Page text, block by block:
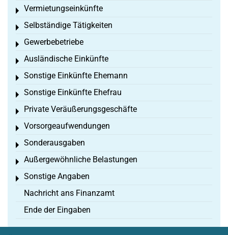
Vermietungseinkünfte
Toggle menu
Selbständige Tätigkeiten
Toggle menu
Gewerbebetriebe
Toggle menu
Ausländische Einkünfte
Toggle menu
Sonstige Einkünfte Ehemann
Toggle menu
Sonstige Einkünfte Ehefrau
Toggle menu
Private Veräußerungsgeschäfte
Toggle menu
Vorsorgeaufwendungen
Toggle menu
Sonderausgaben
Toggle menu
Außergewöhnliche Belastungen
Toggle menu
Sonstige Angaben
Toggle menu
Nachricht ans Finanzamt
Ende der Eingaben